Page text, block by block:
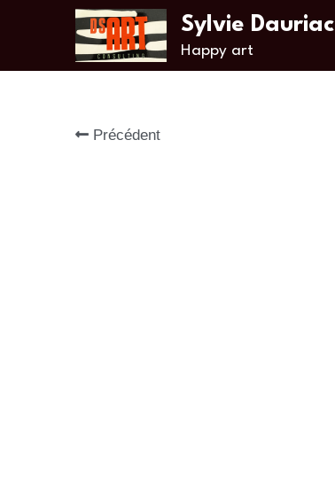
Sylvie Dauriac
Happy art
Précédent